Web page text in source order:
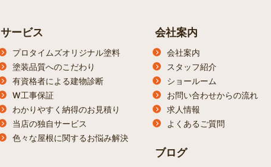
サービス
プロタイムズオリジナル塗料
塗装品質へのこだわり
有資格者による建物診断
W工事保証
わかりやすく納得のお見積り
当店の独自サービス
色々な屋根に関するお悩み解決
会社案内
会社案内
スタッフ紹介
ショールーム
お問い合わせからの流れ
求人情報
よくあるご質問
ブログ